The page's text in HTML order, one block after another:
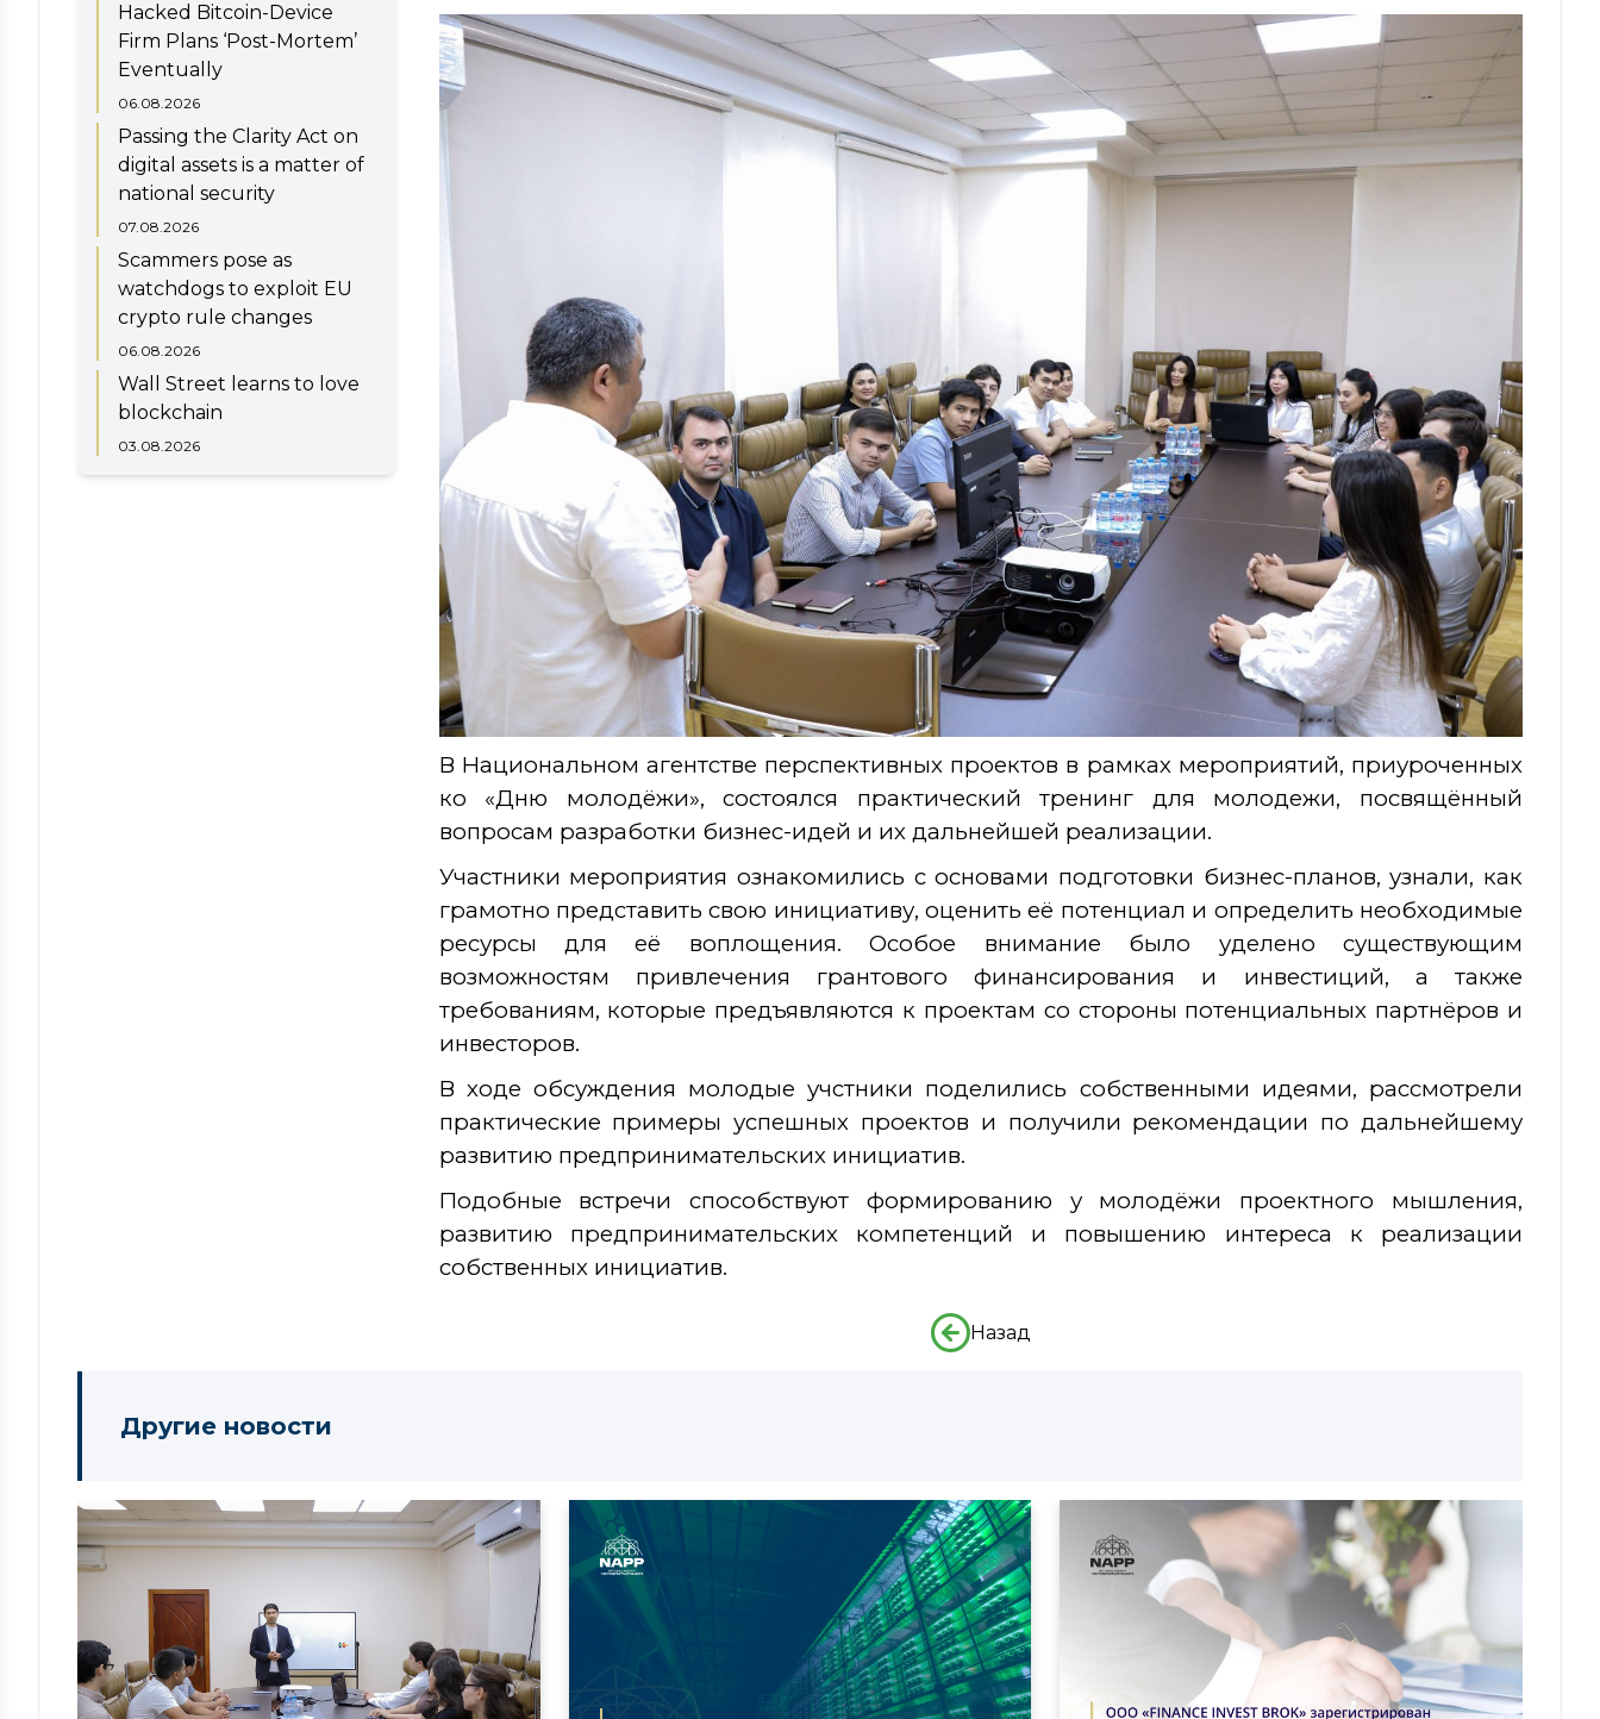
Hacked Bitcoin-Device
Firm Plans ‘Post-Mortem’
Eventually
06.08.2026
Passing the Clarity Act on
digital assets is a matter of
national security
07.08.2026
Scammers pose as
watchdogs to exploit EU
crypto rule changes
06.08.2026
Wall Street learns to love
blockchain
03.08.2026
В Национальном агентстве перспективных проектов в рамках мероприятий, приуроченных
ко «Дню молодёжи», состоялся практический тренинг для молодежи, посвящённый
вопросам разработки бизнес-идей и их дальнейшей реализации.
Участники мероприятия ознакомились с основами подготовки бизнес-планов, узнали, как
грамотно представить свою инициативу, оценить её потенциал и определить необходимые
ресурсы для её воплощения. Особое внимание было уделено существующим
возможностям привлечения грантового финансирования и инвестиций, а также
требованиям, которые предъявляются к проектам со стороны потенциальных партнёров и
инвесторов.
В ходе обсуждения молодые учстники поделились собственными идеями, рассмотрели
практические примеры успешных проектов и получили рекомендации по дальнейшему
развитию предпринимательских инициатив.
Подобные встречи способствуют формированию у молодёжи проектного мышления,
развитию предпринимательских компетенций и повышению интереса к реализации
собственных инициатив.
Назад
Другие новости